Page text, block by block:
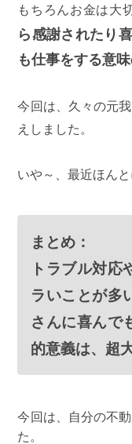
もちろんお金は大
ら感謝されたり
も仕事をする意
今回は、久々の元
えしました。
いや～、最近ほん
まとめ：
トラブル対応
ラいことが多
さんに喜んで
的意義は、超
今回は、自分の不
た。